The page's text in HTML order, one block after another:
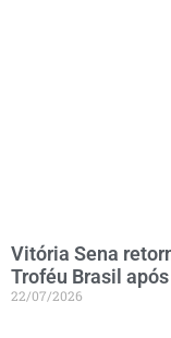
Vitória Sena
Troféu Brasil
22/07/2026